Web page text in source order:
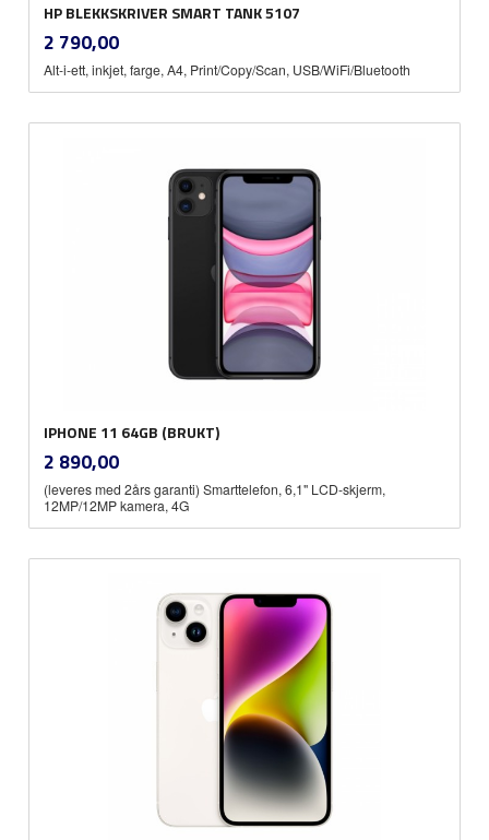
HP BLEKKSKRIVER SMART TANK 5107
Pris
2 790,00mva.
Alt-i-ett, inkjet, farge, A4, Print/Copy/Scan, USB/WiFi/Bluetooth
IPHONE 11 64GB (BRUKT)
Pris
2 890,00mva.
(leveres med 2års garanti) Smarttelefon, 6,1" LCD-skjerm,
12MP/12MP kamera, 4G